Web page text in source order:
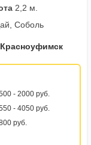
2,2 м.
Соболь
- 2000 руб.
- 4050 руб.
руб.